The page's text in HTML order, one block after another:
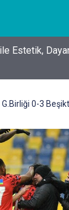
Estetik,
G.Birliği 0-3